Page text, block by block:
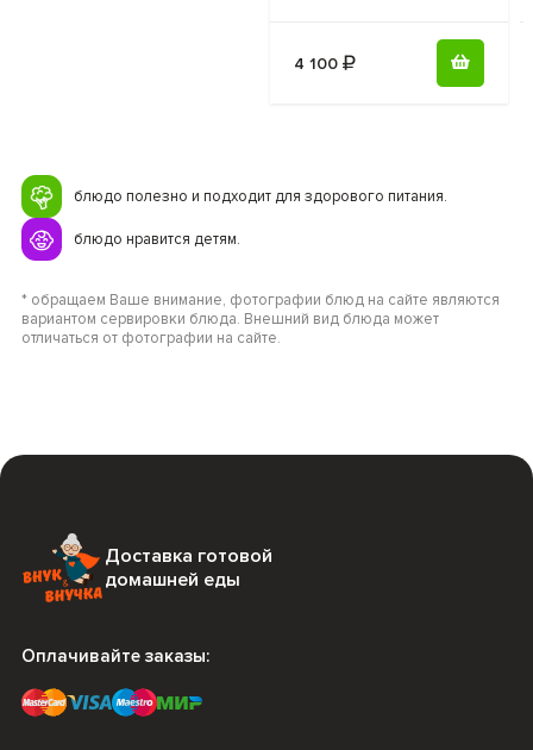
4 100
блюдо полезно и подходит для здорового питания.
блюдо нравится детям.
* обращаем Ваше внимание, фотографии блюд на сайте являются
вариантом сервировки блюда. Внешний вид блюда может
отличаться от фотографии на сайте.
Доставка готовой
домашней еды
Оплачивайте заказы: